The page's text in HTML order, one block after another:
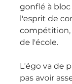
gonflé à
l'esprit de
compétition,
de l'école.
L'égo va de
pas avoir